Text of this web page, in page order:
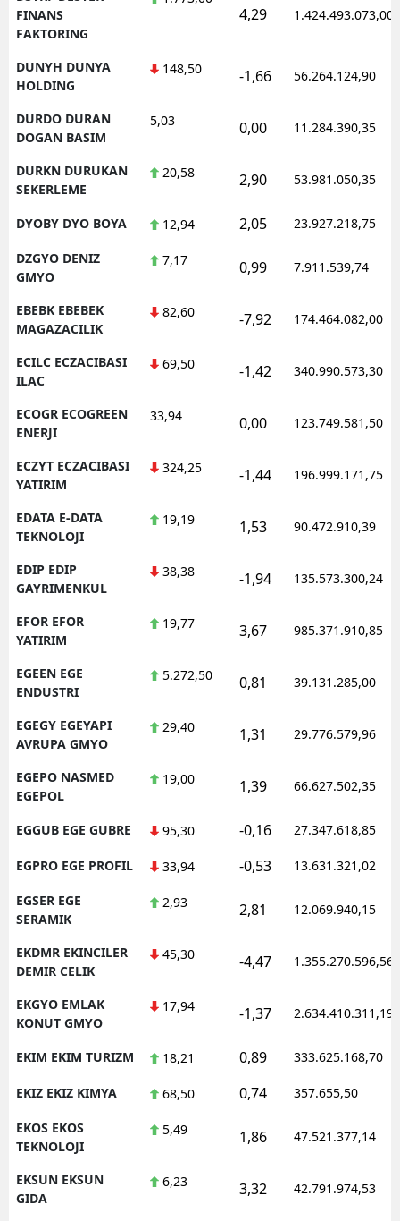
FINANS
FAKTORING
4,29 1.424.493.073,00
DUNYH DUNYA
HOLDING
148,50 -1,66 56.264.124,90
DURDO DURAN
DOGAN BASIM
5,03 0,00 11.284.390,35
DURKN DURUKAN
SEKERLEME
20,58 2,90 53.981.050,35
DYOBY DYO BOYA 12,94 2,05 23.927.218,75
DZGYO DENIZ
GMYO
7,17 0,99 7.911.539,74
EBEBK EBEBEK
MAGAZACILIK
82,60 -7,92 174.464.082,00
ECILC ECZACIBASI
ILAC
69,50 -1,42 340.990.573,30
ECOGR ECOGREEN
ENERJI
33,94 0,00 123.749.581,50
ECZYT ECZACIBASI
YATIRIM
324,25 -1,44 196.999.171,75
EDATA E-DATA
TEKNOLOJI
19,19 1,53 90.472.910,39
EDIP EDIP
GAYRIMENKUL
38,38 -1,94 135.573.300,24
EFOR EFOR
YATIRIM
19,77 3,67 985.371.910,85
EGEEN EGE
ENDUSTRI
5.272,50 0,81 39.131.285,00
EGEGY EGEYAPI
AVRUPA GMYO
29,40 1,31 29.776.579,96
EGEPO NASMED
EGEPOL
19,00 1,39 66.627.502,35
EGGUB EGE GUBRE 95,30 -0,16 27.347.618,85
EGPRO EGE PROFIL 33,94 -0,53 13.631.321,02
EGSER EGE
SERAMIK
2,93 2,81 12.069.940,15
EKDMR EKINCILER
DEMIR CELIK
45,30 -4,47 1.355.270.596,56
EKGYO EMLAK
KONUT GMYO
17,94 -1,37 2.634.410.311,19
EKIM EKIM TURIZM 18,21 0,89 333.625.168,70
EKIZ EKIZ KIMYA 68,50 0,74 357.655,50
EKOS EKOS
TEKNOLOJI
5,49 1,86 47.521.377,14
EKSUN EKSUN
GIDA
6,23 3,32 42.791.974,53